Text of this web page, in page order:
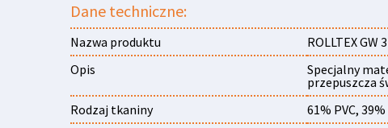
Dane techniczne:
Nazwa produktu
ROLLTEX GW
Opis
Specjalny
przepuszcza
Rodzaj tkaniny
61% PVC,